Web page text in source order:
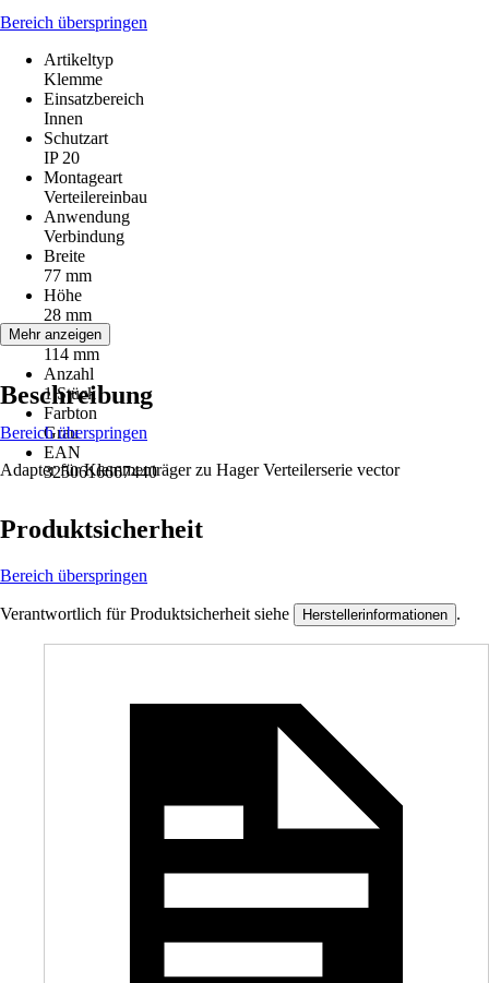
Bereich überspringen
Artikeltyp
Klemme
Einsatzbereich
Innen
Schutzart
IP 20
Montageart
Verteilereinbau
Anwendung
Verbindung
Breite
77 mm
Höhe
28 mm
Tiefe
114 mm
Anzahl
1 Stück
Farbton
Grau
EAN
3250616667440
Mehr anzeigen
Beschreibung
Bereich überspringen
Adapter für Klemmenträger zu Hager Verteilerserie vector
Produktsicherheit
Bereich überspringen
Verantwortlich für Produktsicherheit siehe Herstellerinformationen .